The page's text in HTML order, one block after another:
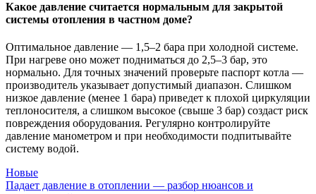
Какое давление считается нормальным для закрытой
системы отопления в частном доме?
Оптимальное давление — 1,5–2 бара при холодной системе.
При нагреве оно может подниматься до 2,5–3 бар, это
нормально. Для точных значений проверьте паспорт котла —
производитель указывает допустимый диапазон. Слишком
низкое давление (менее 1 бара) приведет к плохой циркуляции
теплоносителя, а слишком высокое (свыше 3 бар) создаст риск
повреждения оборудования. Регулярно контролируйте
давление манометром и при необходимости подпитывайте
систему водой.
Новые
Падает давление в отоплении — разбор нюансов и